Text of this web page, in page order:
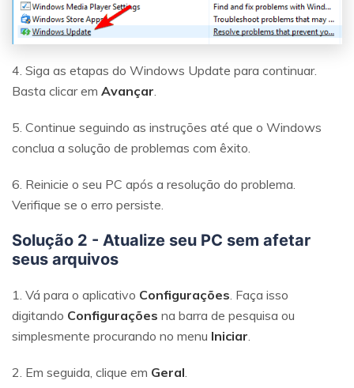
4. Siga as etapas do Windows Update para continuar.
Basta clicar em Avançar
5. Continue seguindo as instruções até que o Windows
conclua a solução de problemas com êxito.
6. Reinicie o seu PC após a resolução do problema.
Verifique se o erro persiste.
Solução 2 - Atualize seu PC sem afetar
seus arquivos
1. Vá para o aplicativo Configurações . Faça isso
digitando Configurações na barra de pesquisa ou
simplesmente procurando no menu Iniciar
2. Em seguida, clique em Geral